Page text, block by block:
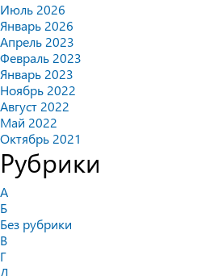
Июль 2026
Январь 2026
Апрель 2023
Февраль 2023
Январь 2023
Ноябрь 2022
Август 2022
Май 2022
Октябрь 2021
Рубрики
А
Б
Без рубрики
В
Г
Д